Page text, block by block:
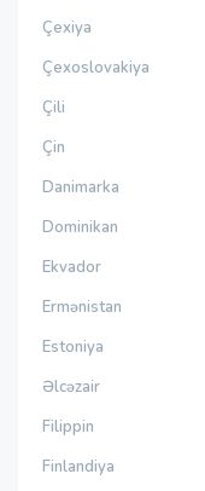
Çexiya
Çexoslovakiya
Çili
Çin
Danimarka
Dominikan
Ekvador
Ermənistan
Estoniya
Əlcəzair
Filippin
Finlandiya